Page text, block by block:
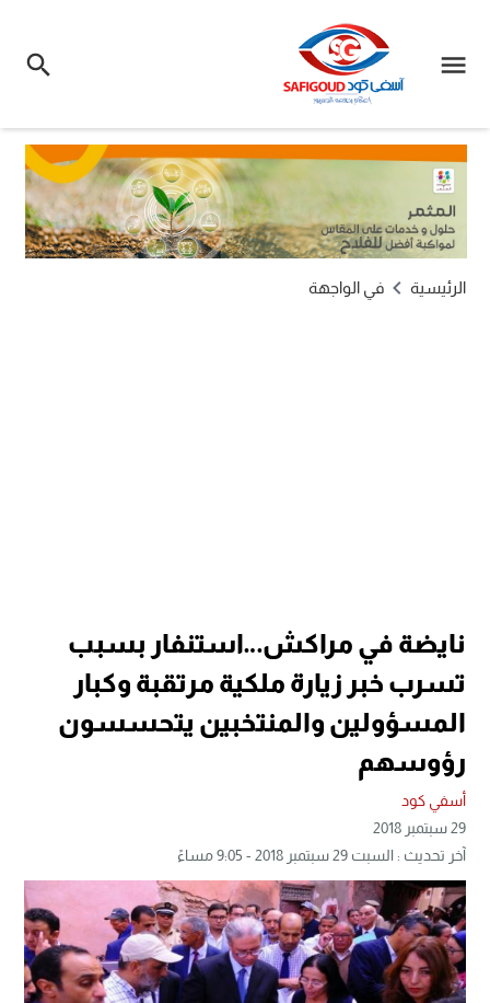
الرئيسية في الواجهة
نايضة في مراكش…استنفار بسبب
تسرب خبر زيارة ملكية مرتقبة وكبار
المسؤولين والمنتخبين يتحسسون
رؤوسهم
أسفي كود
29 سبتمبر 2018
آخر تحديث : السبت 29 سبتمبر 2018 - 9:05 مساءً